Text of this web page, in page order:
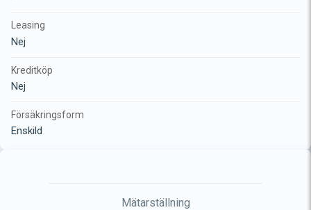
Leasing
Nej
Kreditköp
Nej
Försäkringsform
Enskild
Mätarställning